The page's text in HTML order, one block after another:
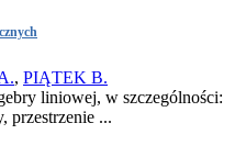
, PIĄTEK B.
liniowej, w szczególności:
przestrzenie ...